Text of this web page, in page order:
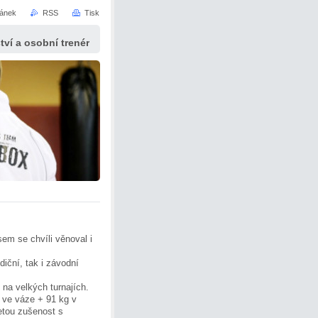
a osobní trenér
se chvíli věnoval i
tak i závodní
velkých turnajích.
váze + 91 kg v
zušenost s
RSS Tisk